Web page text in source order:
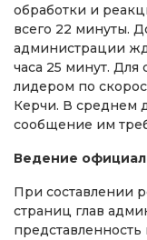
обработки и
всего 22 минуты.
администрации
часа 25 минут.
лидером по
Керчи. В среднем
сообщение им
Ведение
При составлении
страниц глав
представленность